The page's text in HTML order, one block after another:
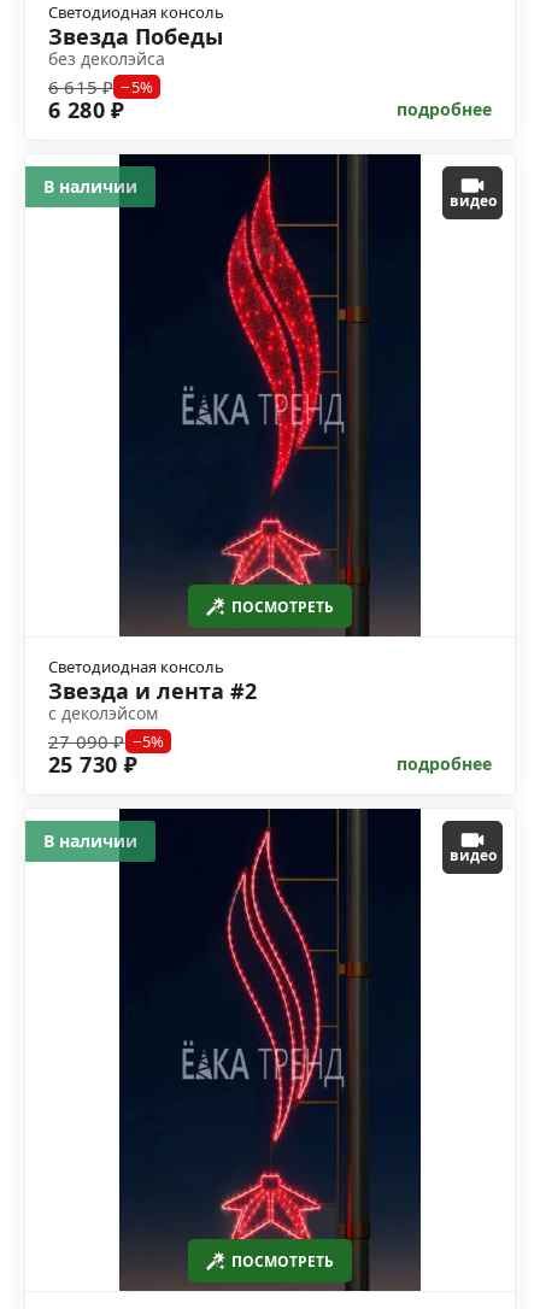
Светодиодная консоль
Звезда Победы
без деколэйса
6 615 ₽ −5%
6 280 ₽ подробнее
ПОСМОТРЕТЬ
видео
Светодиодная консоль
Звезда и лента #2
с деколэйсом
27 090 ₽ −5%
25 730 ₽ подробнее
В наличии
ПОСМОТРЕТЬ
видео
В наличии